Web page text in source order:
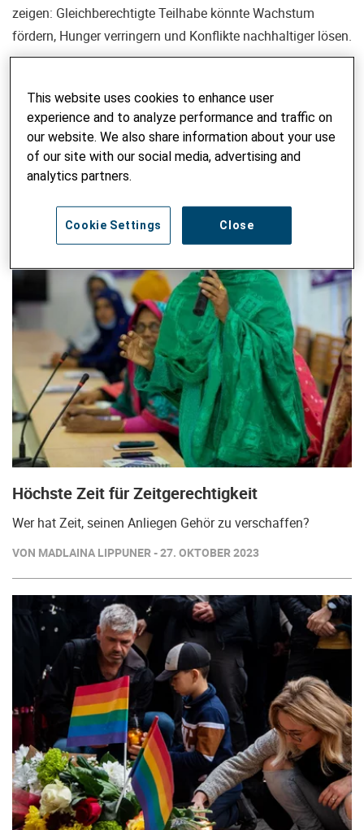
zeigen: Gleichberechtigte Teilhabe könnte Wachstum
fördern, Hunger verringern und Konflikte nachhaltiger lösen.
Höchste Zeit für Zeitgerechtigkeit
Wer hat Zeit, seinen Anliegen Gehör zu verschaffen?
VON MADLAINA LIPPUNER - 27. OKTOBER 2023
This website uses cookies to enhance user
experience and to analyze performance and traffic on
our website. We also share information about your use
of our site with our social media, advertising and
analytics partners.
Close
Cookie Settings